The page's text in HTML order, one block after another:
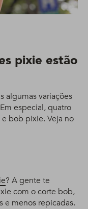
pixie estão
algumas variações
especial, quatro
bob pixie. Veja no
? A gente te
com o corte bob,
e menos repicadas.